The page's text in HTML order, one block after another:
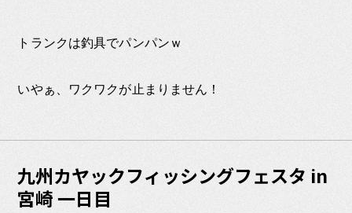
トランクは釣具でパンパンｗ
いやぁ、ワクワクが止まりません！
九州カヤックフィッシングフェスタ in
宮崎 一日目